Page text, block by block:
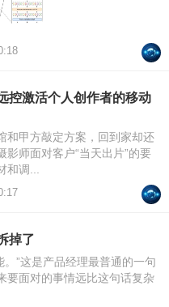
控激活个人创作者的移动
和甲方敲定方案，回到家却还
师面对客户“当天出片”的要
调...
掉了
。”这是产品经理最普通的一句
要面对的事情远比这句话复杂